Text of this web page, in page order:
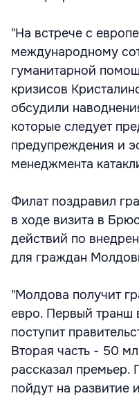
"На встрече с
международному
гуманитарной
кризисов
обсудили
которые следует
предупреждения и
менеджмента
Филат поздравил
в ходе визита в
действий по
для граждан
"Молдова получит
евро. Первый транш
поступит
Вторая часть - 50
рассказал премьер.
пойдут на развитие